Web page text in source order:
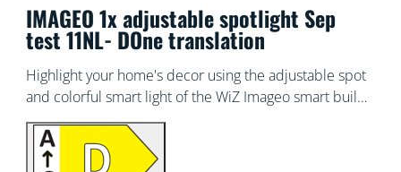
IMAGEO 1x adjustable spotlight Sep
test 11NL- DOne translation
Highlight your home's decor using the adjustable spot
and colorful smart light of the WiZ Imageo smart build-
on spotlight in white. Use with your existing Wi-Fi to
control with the WiZ app or your voice E2E Sep test
11NL<BR>- DOne translation